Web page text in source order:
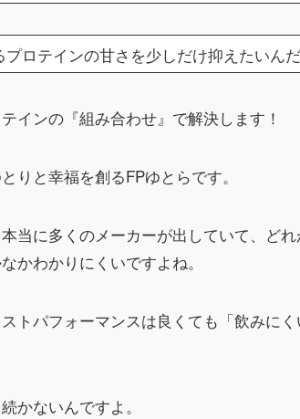
ロテインの甘さを少しだけ抑えたいん
インの『組み合わせ』で解決します！
りと幸福を創るFPゆとらです。
当に多くのメーカーが出していて、ど
かわかりにくいですよね。
トパフォーマンスは良くても「飲みに
かないんですよ。